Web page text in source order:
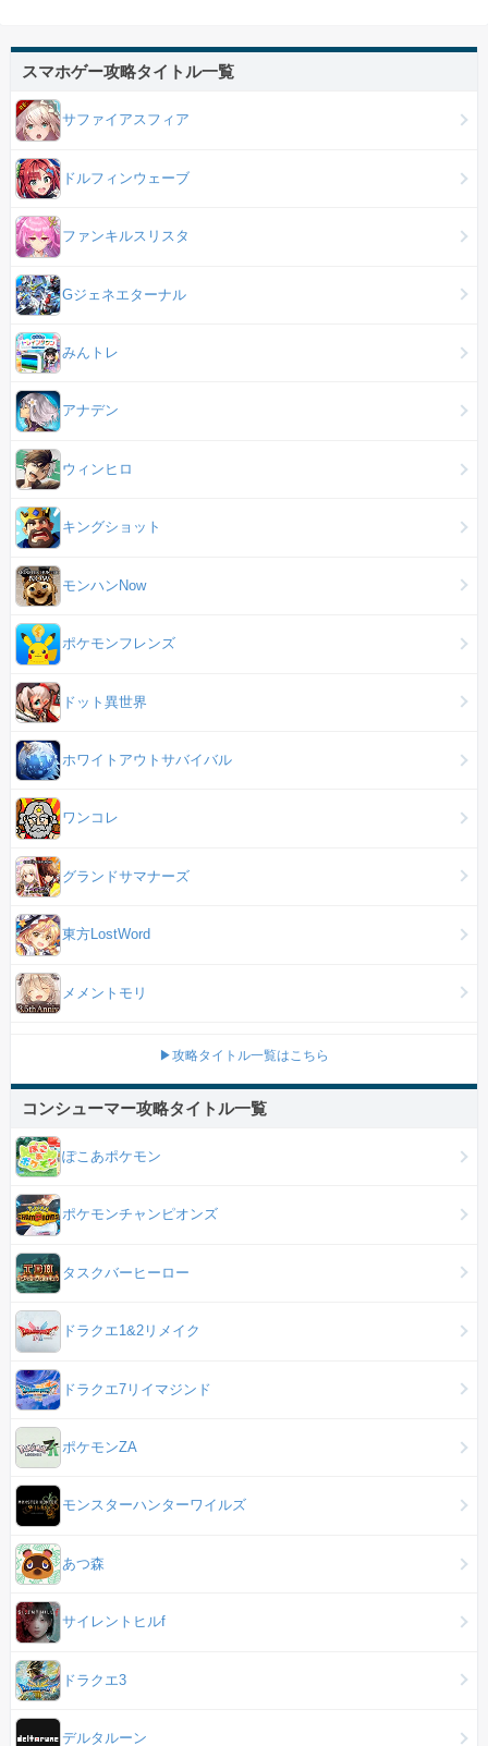
スマホゲー攻略タイトル一覧
サファイアスフィア
ドルフィンウェーブ
ファンキルスリスタ
Gジェネエターナル
みんトレ
アナデン
ウィンヒロ
キングショット
モンハンNow
ポケモンフレンズ
ドット異世界
ホワイトアウトサバイバル
ワンコレ
グランドサマナーズ
東方LostWord
メメントモリ
▶攻略タイトル一覧はこちら
コンシューマー攻略タイトル一覧
ぽこあポケモン
ポケモンチャンピオンズ
タスクバーヒーロー
ドラクエ1&2リメイク
ドラクエ7リイマジンド
ポケモンZA
モンスターハンターワイルズ
あつ森
サイレントヒルf
ドラクエ3
デルタルーン